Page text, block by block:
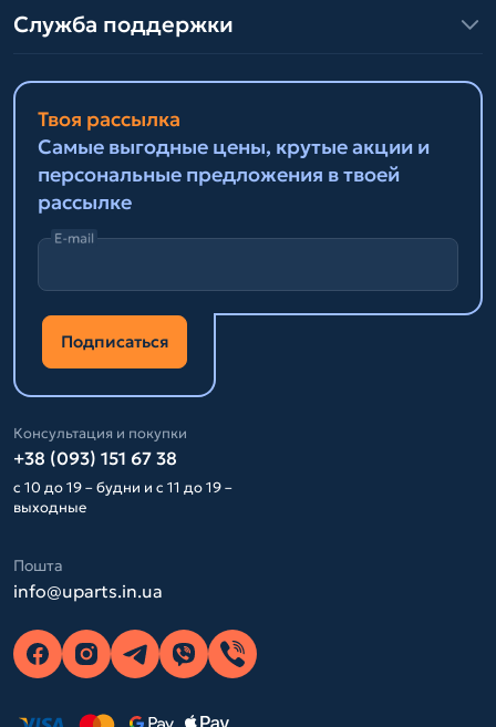
Служба поддержки
Твоя рассылка
Самые выгодные цены, крутые акции и
персональные предложения в твоей
рассылке
E-mail
Подписаться
Консультация и покупки
+38 (093) 151 67 38
с 10 до 19 – будни и с 11 до 19 –
выходные
Пошта
info@uparts.in.ua